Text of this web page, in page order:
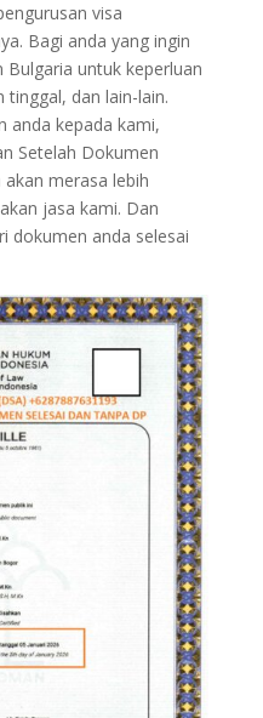
visa
Bagi anda yang ingin
Bulgaria untuk keperluan
tinggal, dan lain-lain.
anda kepada kami,
Setelah Dokumen
akan merasa lebih
jasa kami. Dan
dokumen anda selesai